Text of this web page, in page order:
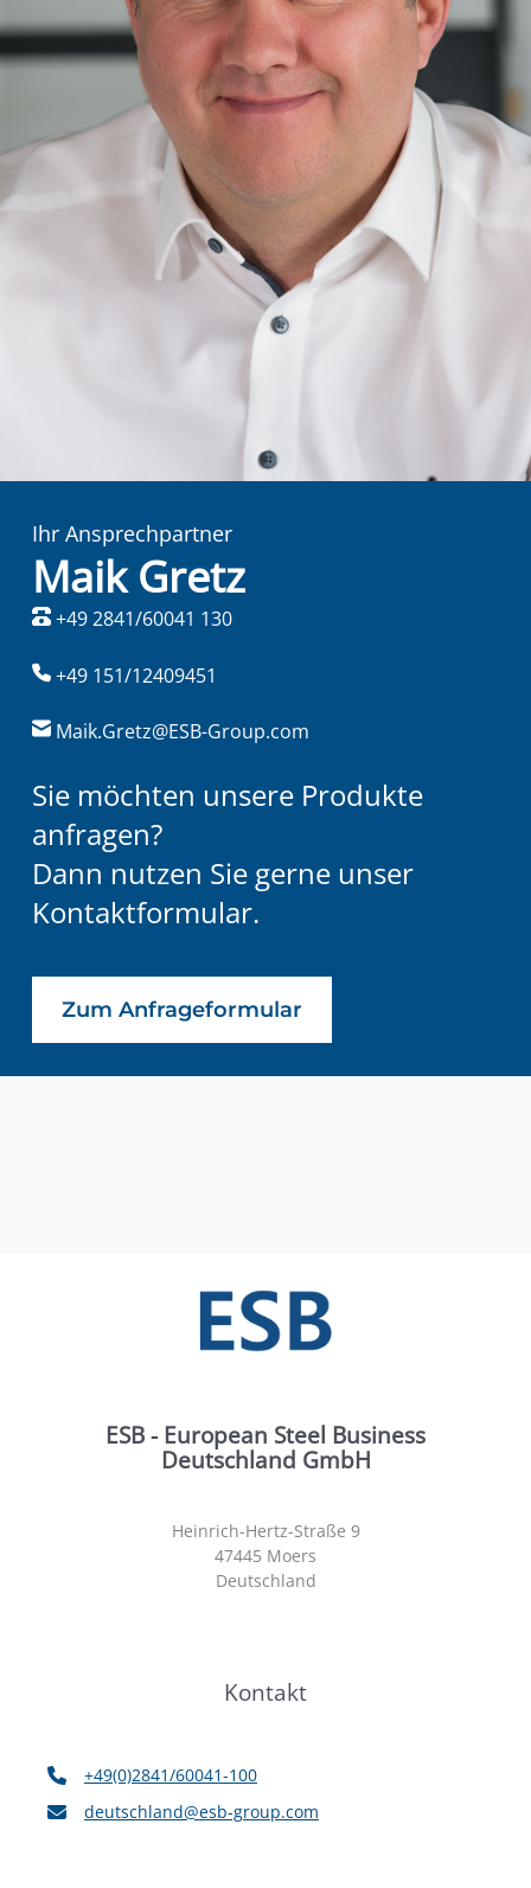
Ihr Ansprechpartner
Maik Gretz
+49 2841/60041 130
+49 151/12409451
Maik.Gretz@ESB-Group.com
Sie möchten unsere Produkte
anfragen?
Dann nutzen Sie gerne unser
Kontaktformular.
Zum Anfrageformular
ESB - European Steel Business
Deutschland GmbH
Heinrich-Hertz-Straße 9
47445 Moers
Deutschland
Kontakt
+49(0)2841/60041-100
deutschland@esb-group.com